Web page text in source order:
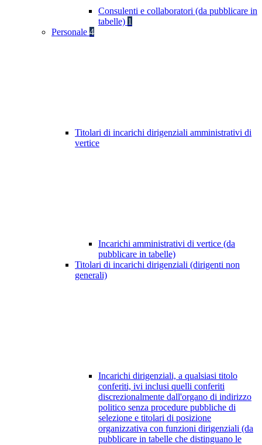
Consulenti e collaboratori (da pubblicare in
tabelle) 1
Personale 4
Titolari di incarichi dirigenziali amministrativi di
vertice
Incarichi amministrativi di vertice (da
pubblicare in tabelle)
Titolari di incarichi dirigenziali (dirigenti non
generali)
Incarichi dirigenziali, a qualsiasi titolo
conferiti, ivi inclusi quelli conferiti
discrezionalmente dall'organo di indirizzo
politico senza procedure pubbliche di
selezione e titolari di posizione
organizzativa con funzioni dirigenziali (da
pubblicare in tabelle che distinguano le